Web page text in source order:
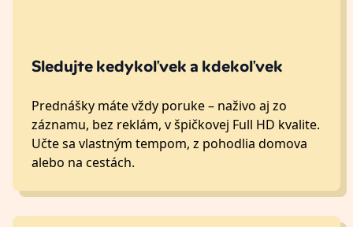
Sledujte kedykoľvek a kdekoľvek
Prednášky máte vždy poruke – naživo aj zo
záznamu, bez reklám, v špičkovej Full HD kvalite.
Učte sa vlastným tempom, z pohodlia domova
alebo na cestách.